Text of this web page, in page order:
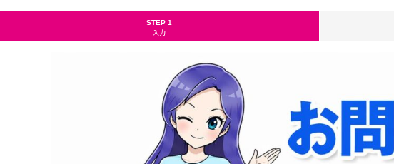
STEP 1
入力